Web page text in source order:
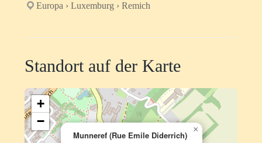
Europa › Luxemburg › Remich
Standort auf der Karte
Munneref (Rue Emile Diderrich)
×
+
−